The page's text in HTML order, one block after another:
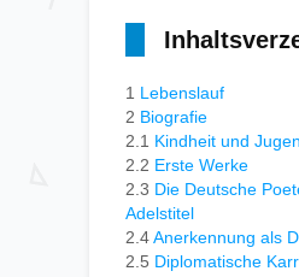
1 Lebenslauf
2 Biografie
2.1 Kindheit und
2.2 Erste Werke
2.3 Die Deutsche
Adelstitel
2.4Anerkennung als
2.5 Diplomatische